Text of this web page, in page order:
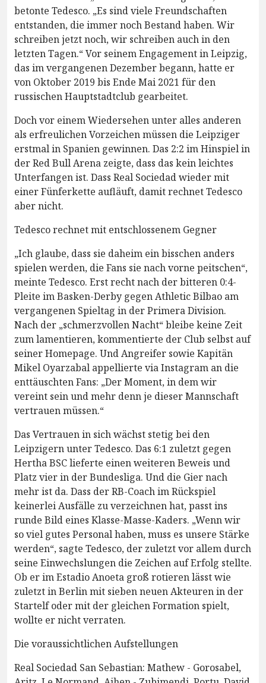
betonte Tedesco. „Es sind viele Freundschaften
entstanden, die immer noch Bestand haben. Wir
schreiben jetzt noch, wir schreiben auch in den
letzten Tagen.“ Vor seinem Engagement in Leipzig,
das im vergangenen Dezember begann, hatte er
von Oktober 2019 bis Ende Mai 2021 für den
russischen Hauptstadtclub gearbeitet.
Doch vor einem Wiedersehen unter alles anderen
als erfreulichen Vorzeichen müssen die Leipziger
erstmal in Spanien gewinnen. Das 2:2 im Hinspiel in
der Red Bull Arena zeigte, dass das kein leichtes
Unterfangen ist. Dass Real Sociedad wieder mit
einer Fünferkette aufläuft, damit rechnet Tedesco
aber nicht.
Tedesco rechnet mit entschlossenem Gegner
„Ich glaube, dass sie daheim ein bisschen anders
spielen werden, die Fans sie nach vorne peitschen“,
meinte Tedesco. Erst recht nach der bitteren 0:4-
Pleite im Basken-Derby gegen Athletic Bilbao am
vergangenen Spieltag in der Primera Division.
Nach der „schmerzvollen Nacht“ bleibe keine Zeit
zum lamentieren, kommentierte der Club selbst auf
seiner Homepage. Und Angreifer sowie Kapitän
Mikel Oyarzabal appellierte via Instagram an die
enttäuschten Fans: „Der Moment, in dem wir
vereint sein und mehr denn je dieser Mannschaft
vertrauen müssen.“
Das Vertrauen in sich wächst stetig bei den
Leipzigern unter Tedesco. Das 6:1 zuletzt gegen
Hertha BSC lieferte einen weiteren Beweis und
Platz vier in der Bundesliga. Und die Gier nach
mehr ist da. Dass der RB-Coach im Rückspiel
keinerlei Ausfälle zu verzeichnen hat, passt ins
runde Bild eines Klasse-Masse-Kaders. „Wenn wir
so viel gutes Personal haben, muss es unsere Stärke
werden“, sagte Tedesco, der zuletzt vor allem durch
seine Einwechslungen die Zeichen auf Erfolg stellte.
Ob er im Estadio Anoeta groß rotieren lässt wie
zuletzt in Berlin mit sieben neuen Akteuren in der
Startelf oder mit der gleichen Formation spielt,
wollte er nicht verraten.
Die voraussichtlichen Aufstellungen
Real Sociedad San Sebastian: Mathew - Gorosabel,